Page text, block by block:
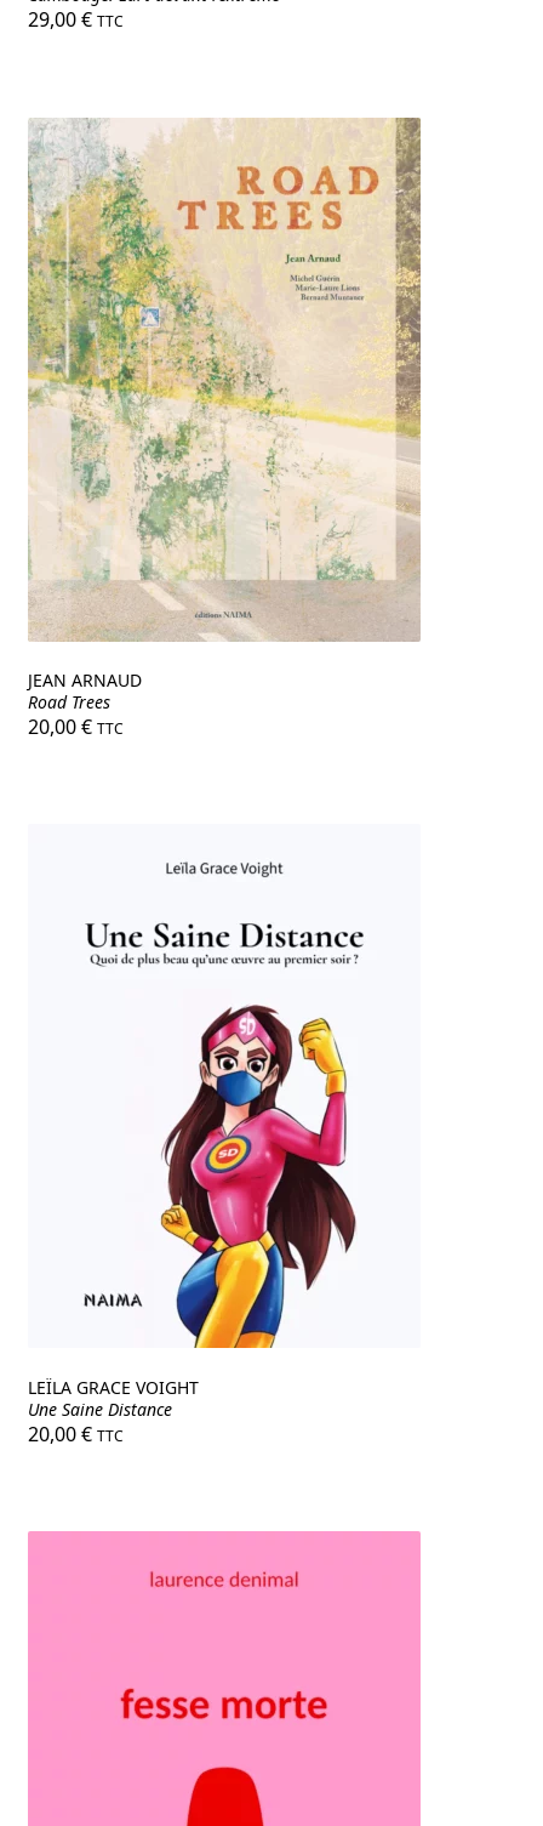
29,00€ TTC
JEAN ARNAUD
Road Trees
20,00€ TTC
LEÏLA GRACE VOIGHT
Une Saine Distance
20,00€ TTC